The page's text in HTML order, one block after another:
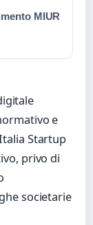
MIUR
e
Startup
privo di
societarie